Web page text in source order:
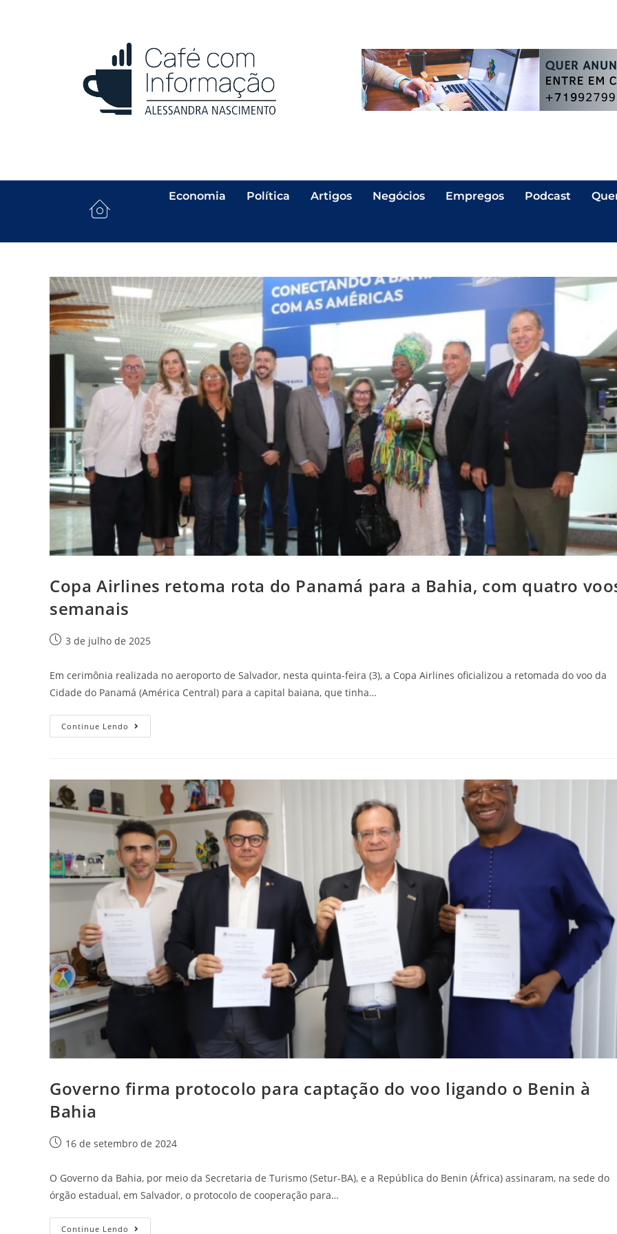
Economia Política Artigos Negócios Empregos Podcast
Copa Airlines retoma rota do Panamá para a Bahia, com quatro
semanais
3 de julho de 2025
Em cerimônia realizada no aeroporto de Salvador, nesta quinta-feira (3), a Copa Airlines oficializou a retomada do voo da
Cidade do Panamá (América Central) para a capital baiana, que tinha…
Continue Lendo
Governo firma protocolo para captação do voo ligando o Benin à
Bahia
16 de setembro de 2024
O Governo da Bahia, por meio da Secretaria de Turismo (Setur-BA), e a República do Benin (África) assinaram, na sede do
órgão estadual, em Salvador, o protocolo de cooperação para…
Continue Lendo